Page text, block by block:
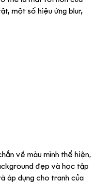
một số hiệu ứng blur,
về màu mình thể hiện,
đẹp và học tập
áp dụng cho tranh của